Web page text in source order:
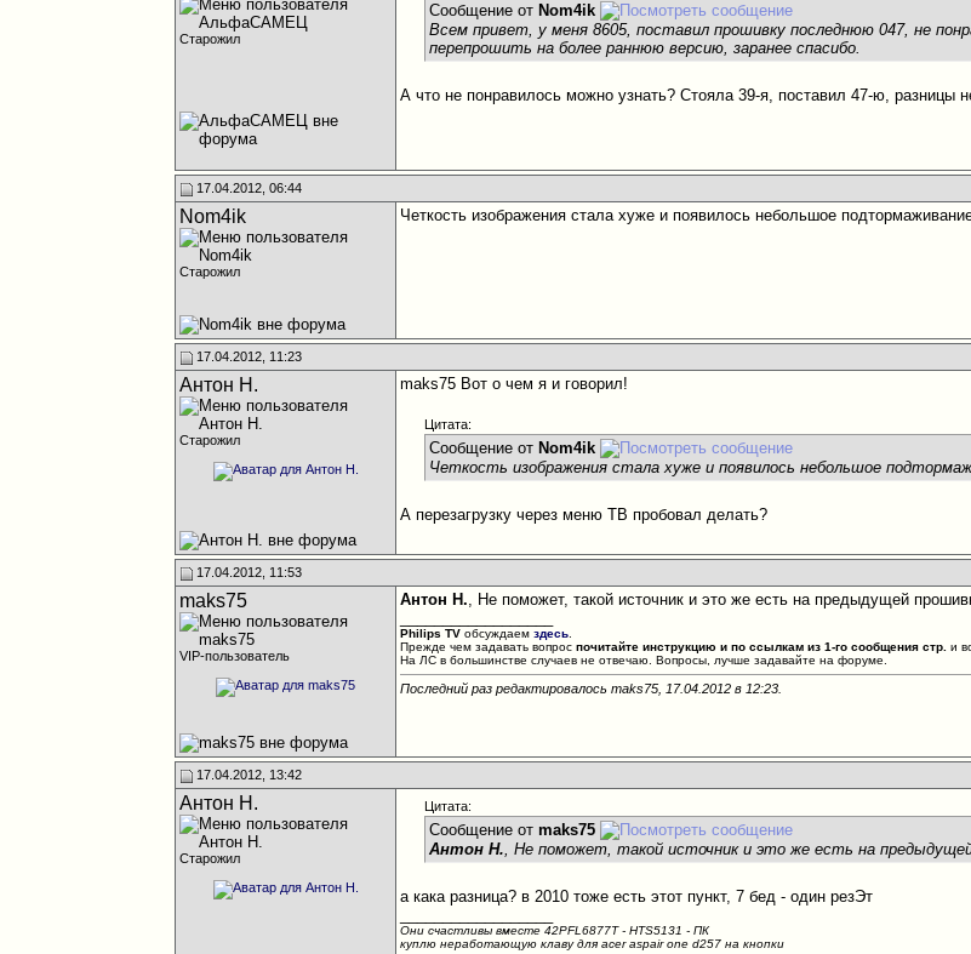
Старожил
Сообщение от Nom4ik
Всем привет, у меня 8605, поставил прошивку последнюю 047, не
перепрошить на более раннюю версию, заранее спасибо.
А что не понравилось можно узнать? Стояла 39-я, поставил 47-ю, разницы
17.04.2012, 06:44
Nom4ik
Старожил
Четкость изображения стала хуже и появилось небольшое
17.04.2012, 11:23
Антон Н.
Старожил
maks75 Вот о чем я и говорил!
Цитата:
Сообщение от Nom4ik
Четкость изображения стала хуже и появилось небольшое
А перезагрузку через меню ТВ пробовал делать?
17.04.2012, 11:53
maks75
VIP-пользователь
Антон Н., Не поможет, такой источник и это же есть на предыдущей
Philips TV обсуждаемздесь
Прежде чем задавать вопроспочитайте инструкцию и по ссылкам из 1-го сообщения стр. и
На ЛС в большинстве случаев не отвечаю. Вопросы, лучше задавайте на форуме.
Последний раз редактировалось maks75, 17.04.2012 в 12:23
17.04.2012, 13:42
Антон Н.
Старожил
Цитата:
Сообщение отmaks75
Антон Н., Не поможет, такой источник и это же есть на
а кака разница? в 2010 тоже есть этот пункт, 7 бед - один резЭт
Они счастливы вместе 42PFL6877T - HTS5131 - ПК
куплю неработающую клаву для acer aspair one d257 на кнопки